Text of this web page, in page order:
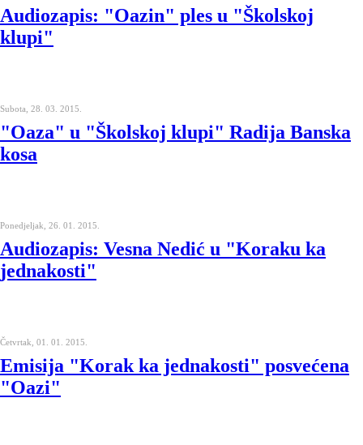
Audiozapis: "Oazin" ples u "Školskoj
klupi"
Subota, 28. 03. 2015.
"Oaza" u "Školskoj klupi" Radija Banska
kosa
Ponedjeljak, 26. 01. 2015.
Audiozapis: Vesna Nedić u "Koraku ka
jednakosti"
Četvrtak, 01. 01. 2015.
Emisija "Korak ka jednakosti" posvećena
"Oazi"